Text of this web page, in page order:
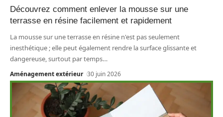
Découvrez comment enlever la mousse sur une
terrasse en résine facilement et rapidement
La mousse sur une terrasse en résine n'est pas seulement
inesthétique ; elle peut également rendre la surface glissante et
dangereuse, surtout par temps…
Aménagement extérieur 30 juin 2026